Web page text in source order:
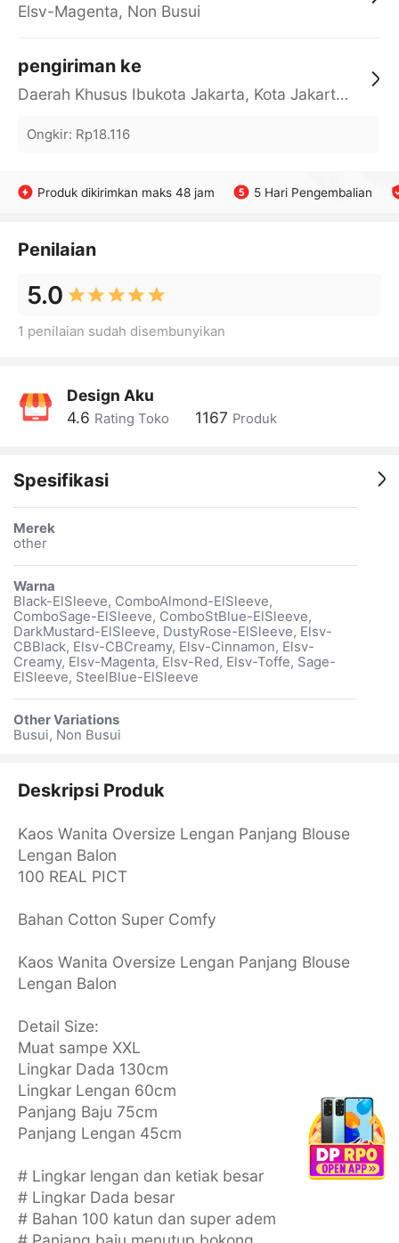
Elsv-Magenta, Non Busui
pengiriman ke
Daerah Khusus Ibukota Jakarta, Kota Jakarta Barat, Cengkareng, yy
Ongkir: Rp18.116
Produk dikirimkan maks 48 jam 5 Hari Pengembalian
Penilaian
5.0
1 penilaian sudah disembunyikan
Design Aku
4.6 Rating Toko 1167 Produk
Spesifikasi
Merek
other
Warna
Black-ElSleeve, ComboAlmond-ElSleeve,
ComboSage-ElSleeve, ComboStBlue-ElSleeve,
DarkMustard-ElSleeve, DustyRose-ElSleeve, Elsv-
CBBlack, Elsv-CBCreamy, Elsv-Cinnamon, Elsv-
Creamy, Elsv-Magenta, Elsv-Red, Elsv-Toffe, Sage-
ElSleeve, SteelBlue-ElSleeve
Other Variations
Busui, Non Busui
Deskripsi Produk
Kaos Wanita Oversize Lengan Panjang Blouse
Lengan Balon
100 REAL PICT
Bahan Cotton Super Comfy
Kaos Wanita Oversize Lengan Panjang Blouse
Lengan Balon
Detail Size:
Muat sampe XXL
Lingkar Dada 130cm
Lingkar Lengan 60cm
Panjang Baju 75cm
Panjang Lengan 45cm
# Lingkar lengan dan ketiak besar
# Lingkar Dada besar
# Bahan 100 katun dan super adem